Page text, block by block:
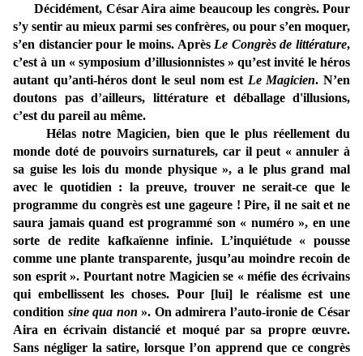
Décidément, César Aira aime beaucoup les congrès. Pour
s’y sentir au mieux parmi ses confrères, ou pour s’en moquer,
s’en distancier pour le moins. Après Le Congrès de littérature,
c’est à un « symposium d’illusionnistes » qu’est invité le héros
autant qu’anti-héros dont le seul nom est Le Magicien. N’en
doutons pas d’ailleurs, littérature et déballage d'illusions,
c’est du pareil au même.
Hélas notre Magicien, bien que le plus réellement du
monde doté de pouvoirs surnaturels, car il peut « annuler à
sa guise les lois du monde physique », a le plus grand mal
avec le quotidien : la preuve, trouver ne serait-ce que le
programme du congrès est une gageure ! Pire, il ne sait et ne
saura jamais quand est programmé son « numéro », en une
sorte de redite kafkaïenne infinie. L’inquiétude « pousse
comme une plante transparente, jusqu’au moindre recoin de
son esprit ». Pourtant notre Magicien se « méfie des écrivains
qui embellissent les choses. Pour [lui] le réalisme est une
condition sine qua non ». On admirera l’auto-ironie de César
Aira en écrivain distancié et moqué par sa propre œuvre.
Sans négliger la satire, lorsque l’on apprend que ce congrès